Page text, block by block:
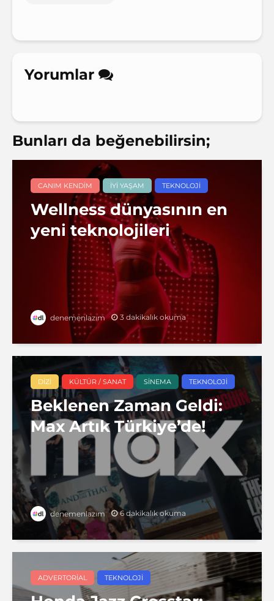
Yorumlar
Bunları da beğenebilirsin;
CANIM KENDIM İYI YAŞAM TEKNOLOJI
Wellness dünyasının en
yeni teknolojileri
denemenlazım 3 dakikalık okuma
DIZI KÜLTÜR / SANAT SINEMA TEKNOLOJI
Beklenen Zaman Geldi:
Max Artık Türkiye’de!
denemenlazım 6 dakikalık okuma
ADVERTORIAL TEKNOLOJI